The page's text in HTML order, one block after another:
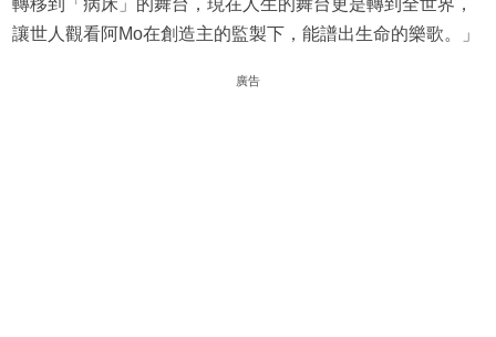
轉移到「病床」的舞台，現在人生的舞台更是轉到全世界，
讓世人觀看阿Mo在創造主的監製下，能譜出生命的樂歌。」
廣告